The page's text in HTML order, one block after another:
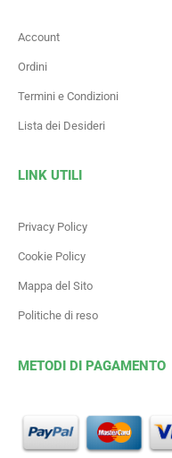
Account
Ordini
Termini e Condizioni
Lista dei Desideri
LINK UTILI
Privacy Policy
Cookie Policy
Mappa del Sito
Politiche di reso
METODI DI PAGAMENTO